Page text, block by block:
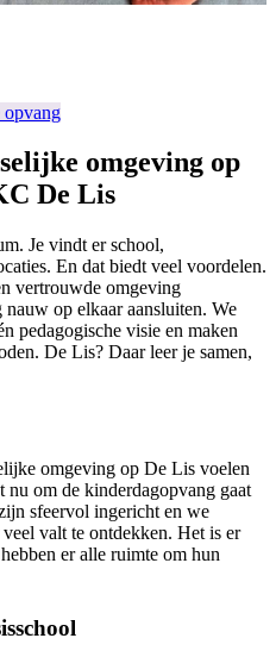
opvang
omgeving op
De Lis
Je vindt er school,
En dat biedt veel voordelen.
vertrouwde omgeving
op elkaar aansluiten. We
pedagogische visie en maken
De Lis? Daar leer je samen,
omgeving op De Lis voelen
om de kinderdagopvang gaat
sfeervol ingericht en we
valt te ontdekken. Het is er
er alle ruimte om hun